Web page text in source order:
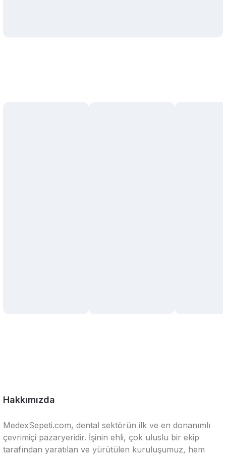
Hakkımızda
MedexSepeti.com, dental sektörün ilk ve en donanımlı
çevrimiçi pazaryeridir. İşinin ehli, çok uluslu bir ekip
tarafından yaratılan ve yürütülen kuruluşumuz, hem